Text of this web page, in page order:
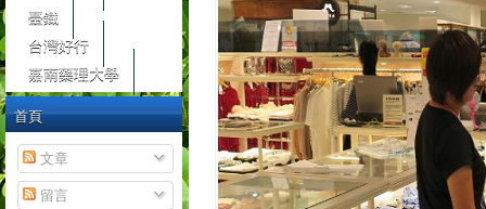
臺鐵
台灣好行
嘉南藥理大學
首頁
文章
留言